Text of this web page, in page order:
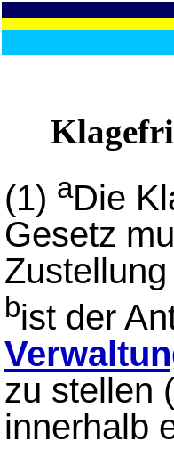
(1) aDie
Gesetz
bist der
zu stellen (
innerhalb